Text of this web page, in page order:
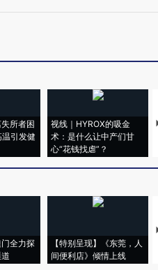
所者困
温引发健
视线｜HYROX的吸金
术：是什么让中产们甘
心“花钱找虐”？
门全力探
【特别呈现】《东莞，人
间便利店》倾情上线